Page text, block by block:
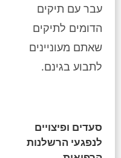
עבר עם תיקים
הדומים לתיקים
שאתם מעוניינים
לתבוע בגינם.
סעדים ופיצויים
לנפגעי הרשלנות